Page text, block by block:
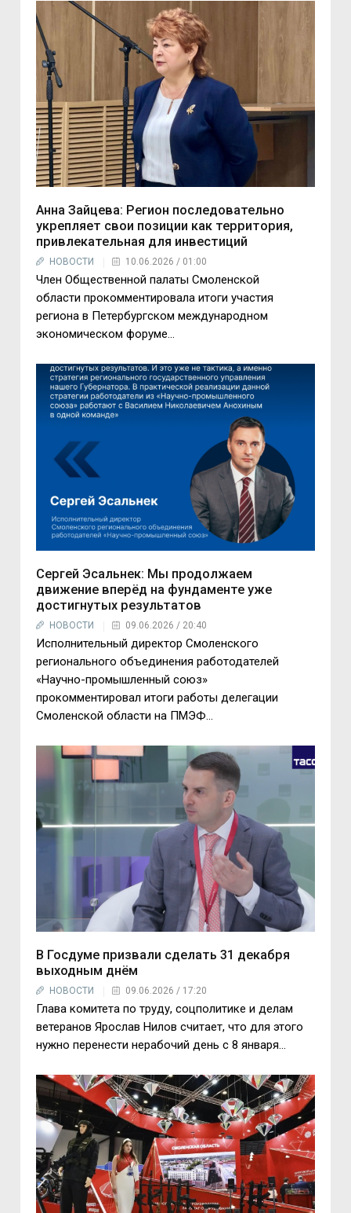
Анна Зайцева: Регион последовательно
укрепляет свои позиции как территория,
привлекательная для инвестиций
НОВОСТИ 10.06.2026 / 01:00
Член Общественной палаты Смоленской
области прокомментировала итоги участия
региона в Петербургском международном
экономическом форуме...
Сергей Эсальнек: Мы продолжаем
движение вперёд на фундаменте уже
достигнутых результатов
НОВОСТИ 09.06.2026 / 20:40
Исполнительный директор Смоленского
регионального объединения работодателей
«Научно-промышленный союз»
прокомментировал итоги работы делегации
Смоленской области на ПМЭФ...
В Госдуме призвали сделать 31 декабря
выходным днём
НОВОСТИ 09.06.2026 / 17:20
Глава комитета по труду, соцполитике и делам
ветеранов Ярослав Нилов считает, что для этого
нужно перенести нерабочий день с 8 января...